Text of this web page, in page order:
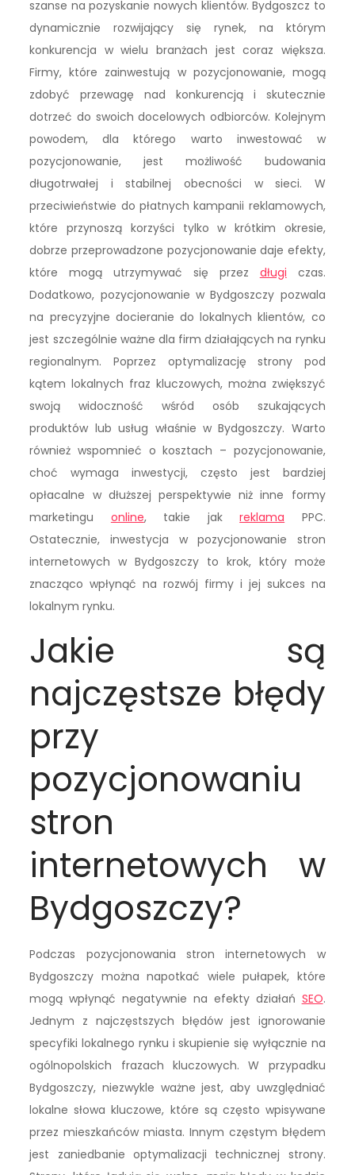
szanse na pozyskanie nowych klientów. Bydgoszcz to
dynamicznie rozwijający się rynek, na którym
konkurencja w wielu branżach jest coraz większa.
Firmy, które zainwestują w pozycjonowanie, mogą
zdobyć przewagę nad konkurencją i skutecznie
dotrzeć do swoich docelowych odbiorców. Kolejnym
powodem, dla którego warto inwestować w
pozycjonowanie, jest możliwość budowania
długotrwałej i stabilnej obecności w sieci. W
przeciwieństwie do płatnych kampanii reklamowych,
które przynoszą korzyści tylko w krótkim okresie,
dobrze przeprowadzone pozycjonowanie daje efekty,
które mogą utrzymywać się przez długi czas.
Dodatkowo, pozycjonowanie w Bydgoszczy pozwala
na precyzyjne docieranie do lokalnych klientów, co
jest szczególnie ważne dla firm działających na rynku
regionalnym. Poprzez optymalizację strony pod
kątem lokalnych fraz kluczowych, można zwiększyć
swoją widoczność wśród osób szukających
produktów lub usług właśnie w Bydgoszczy. Warto
również wspomnieć o kosztach – pozycjonowanie,
choć wymaga inwestycji, często jest bardziej
opłacalne w dłuższej perspektywie niż inne formy
marketingu online, takie jakreklama PPC.
Ostatecznie, inwestycja w pozycjonowanie stron
internetowych w Bydgoszczy to krok, który może
znacząco wpłynąć na rozwój firmy i jej sukces na
lokalnym rynku.
Jakie są
najczęstsze błędy
przy
pozycjonowaniu
stron
internetowych w
Bydgoszczy?
Podczas pozycjonowania stron internetowych w
Bydgoszczy można napotkać wiele pułapek, które
mogą wpłynąć negatywnie na efekty działań SEO.
Jednym z najczęstszych błędów jest ignorowanie
specyfiki lokalnego rynku i skupienie się wyłącznie na
ogólnopolskich frazach kluczowych. W przypadku
Bydgoszczy, niezwykle ważne jest, aby uwzględniać
lokalne słowa kluczowe, które są często wpisywane
przez mieszkańców miasta. Innym częstym błędem
jest zaniedbanie optymalizacji technicznej strony.